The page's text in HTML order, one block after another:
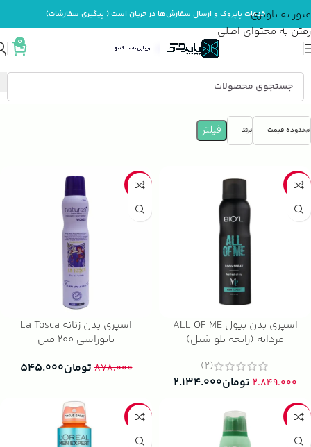
عبور به ناوبری
رفتن به محتوای اصلی
خدمات پاپروک و ارسال سفارش‌ها در جریان است ( پیگیری سفارشات)
0
خانه بهداشت و مراقبت بدن دئودورانت و ضد تعریق
محدوده قیمت برند فیلتر
-25%
اسپری بدن بیول ALL OF ME
مردانه (رایحه بلو شنل)
(2)
۲.۸۴۹.۰۰۰ تومان۲.۱۳۴.۰۰۰
-38%
اسپری بدن زنانه La Tosca
ناتوراسی 200 میل
۸۷۸.۰۰۰ تومان۵۴۵.۰۰۰
-47%
-10%